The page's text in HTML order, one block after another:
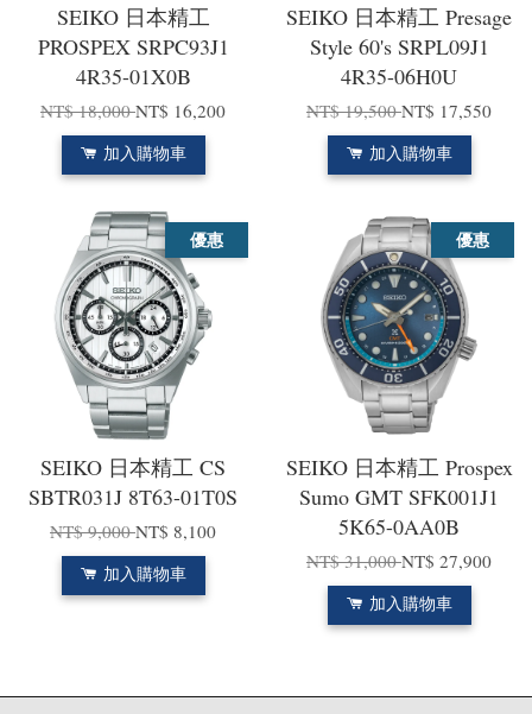
SEIKO 日本精工
PROSPEX SRPC93J1
4R35-01X0B
NT$ 18,000NT$ 16,200
加入購物車
SEIKO 日本精工 Presage
Style 60's SRPL09J1
4R35-06H0U
NT$ 19,500NT$ 17,550
加入購物車
優惠
SEIKO 日本精工 CS
SBTR031J 8T63-01T0S
NT$ 9,000NT$ 8,100
加入購物車
優惠
SEIKO 日本精工 Prospex
Sumo GMT SFK001J1
5K65-0AA0B
NT$ 31,000NT$ 27,900
加入購物車